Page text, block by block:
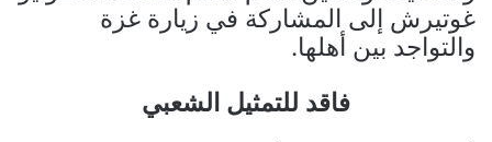
غوتيرش إلى المشاركة في زيارة غزة
والتواجد بين أهلها.
فاقد للتمثيل الشعبي